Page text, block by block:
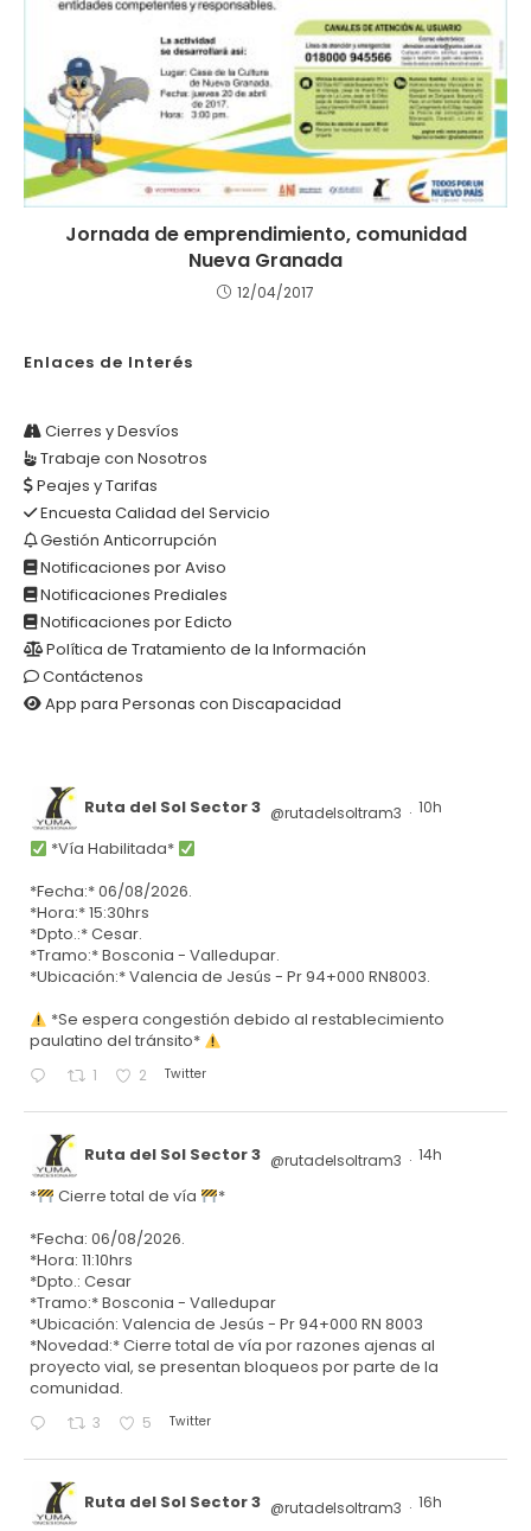
Jornada de emprendimiento, comunidad
Nueva Granada
12/04/2017
Enlaces de Interés
Cierres y Desvíos
Trabaje con Nosotros
Peajes y Tarifas
Encuesta Calidad del Servicio
Gestión Anticorrupción
Notificaciones por Aviso
Notificaciones Prediales
Notificaciones por Edicto
Política de Tratamiento de la Información
Contáctenos
App para Personas con Discapacidad
Ruta del Sol Sector 3 @rutadelsoltram3 · 10h
*Vía Habilitada*
*Fecha:* 06/08/2026.
*Hora:* 15:30hrs
*Dpto.:* Cesar.
*Tramo:* Bosconia - Valledupar.
*Ubicación:* Valencia de Jesús - Pr 94+000 RN8003.
*Se espera congestión debido al restablecimiento
paulatino del tránsito*
1 2 Twitter
Ruta del Sol Sector 3 @rutadelsoltram3 · 14h
* Cierre total de vía
*
*Fecha: 06/08/2026.
*Hora: 11:10hrs
*Dpto.: Cesar
*Tramo:* Bosconia - Valledupar
*Ubicación: Valencia de Jesús - Pr 94+000 RN 8003
*Novedad:* Cierre total de vía por razones ajenas al
proyecto vial, se presentan bloqueos por parte de la
comunidad.
3 5 Twitter
Ruta del Sol Sector 3 @rutadelsoltram3 · 16h